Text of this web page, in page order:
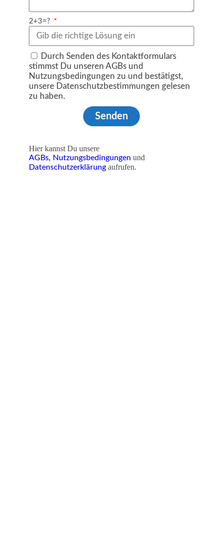
2+3=?
Durch Senden des Kontaktformulars
stimmst Du unseren AGBs und
Nutzungsbedingungen zu und bestätigst,
unsere Datenschutzbestimmungen gelesen
zu haben.
Senden
Hier kannst Du unsere
AGBs, Nutzungsbedingungen und
Datenschutzerklärung aufrufen.